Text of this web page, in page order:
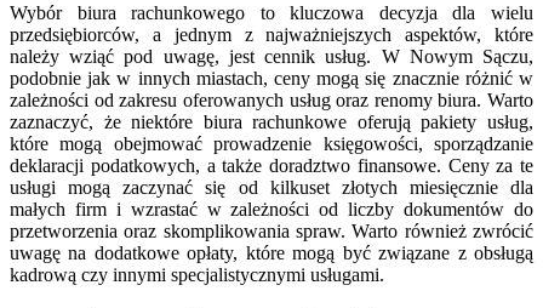
Wybór biura rachunkowego to kluczowa decyzja dla wielu
przedsiębiorców, a jednym z najważniejszych aspektów, które
należy wziąć pod uwagę, jest cennik usług. W Nowym Sączu,
podobnie jak w innych miastach, ceny mogą się znacznie różnić w
zależności od zakresu oferowanych usług oraz renomy biura. Warto
zaznaczyć, że niektóre biura rachunkowe oferują pakiety usług,
które mogą obejmować prowadzenie księgowości, sporządzanie
deklaracji podatkowych, a także doradztwo finansowe. Ceny za te
usługi mogą zaczynać się od kilkuset złotych miesięcznie dla
małych firm i wzrastać w zależności od liczby dokumentów do
przetworzenia oraz skomplikowania spraw. Warto również zwrócić
uwagę na dodatkowe opłaty, które mogą być związane z obsługą
kadrową czy innymi specjalistycznymi usługami.